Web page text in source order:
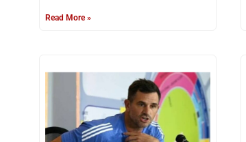
Read More »